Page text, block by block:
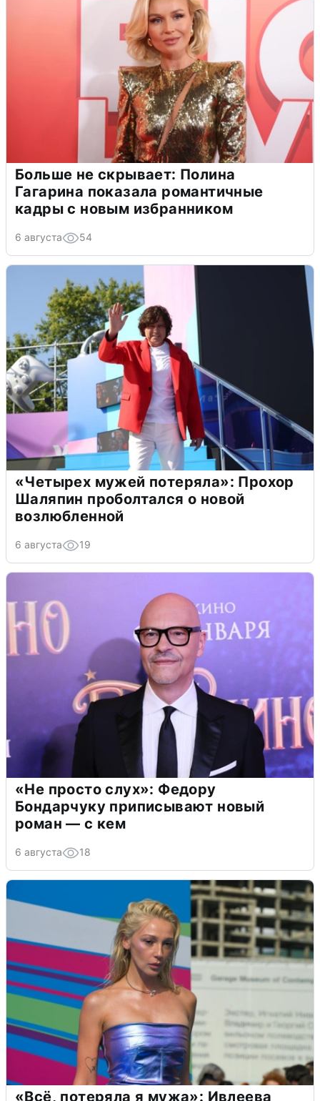
Больше не скрывает: Полина
Гагарина показала романтичные
кадры с новым избранником
6 августа 54
«Четырех мужей потеряла»: Прохор
Шаляпин проболтался о новой
возлюбленной
6 августа 19
«Не просто слух»: Федору
Бондарчуку приписывают новый
роман — с кем
6 августа 18
«Всё, потеряла я мужа»: Ивлеева